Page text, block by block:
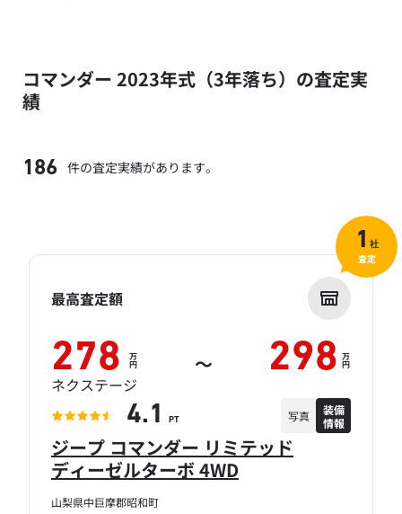
コマンダー 2023年式（3年落ち）の査定実
績
186 件の査定実績があります。
山梨県中巨摩郡昭和町
ジープ コマンダー リミテッド
ディーゼルターボ 4WD
最高査定額
278 万
円 ～ 298 万
円
ネクステージ
4.1 PT 写真
装備
情報
1 社
査定